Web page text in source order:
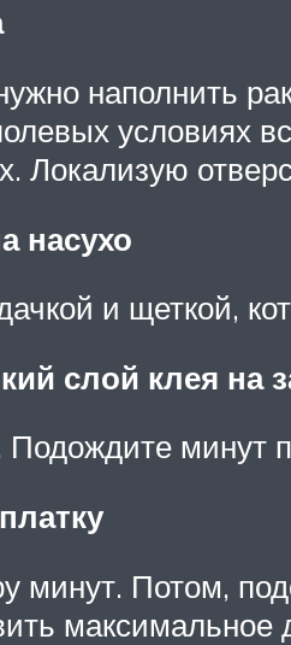
наполнить
Локализую
насухо
и щеткой,
слой клея на
минут
минут. Потом,
максимальное